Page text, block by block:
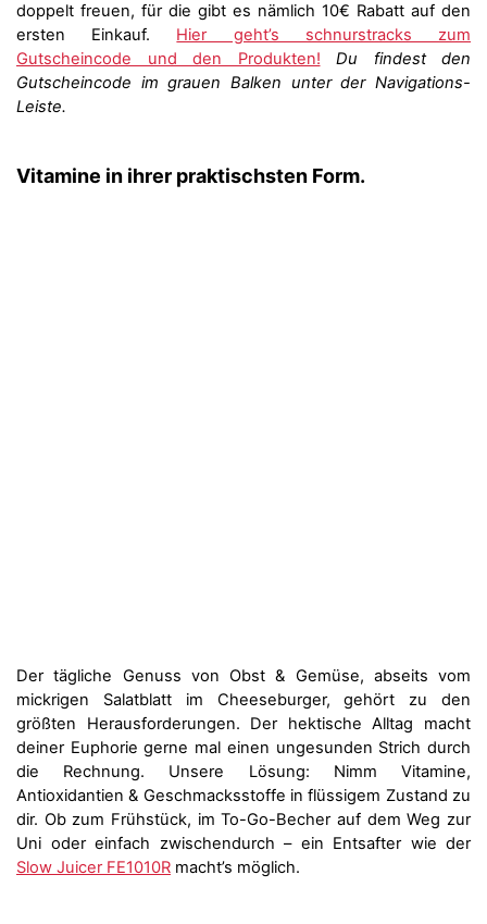
doppelt freuen, für die gibt es nämlich 10€ Rabatt auf den
ersten Einkauf. Hier geht’s schnurstracks zum
Gutscheincode und den Produkten!
Du findest den
Gutscheincode im grauen Balken unter der Navigations-
Leiste.
Vitamine in ihrer praktischsten Form.
Der tägliche Genuss von Obst & Gemüse, abseits vom
mickrigen Salatblatt im Cheeseburger, gehört zu den
größten Herausforderungen. Der hektische Alltag macht
deiner Euphorie gerne mal einen ungesunden Strich durch
die Rechnung. Unsere Lösung: Nimm Vitamine,
Antioxidantien & Geschmacksstoffe in flüssigem Zustand zu
dir. Ob zum Frühstück, im To-Go-Becher auf dem Weg zur
Uni oder einfach zwischendurch – ein Entsafter wie der
Slow Juicer FE1010R macht’s möglich.